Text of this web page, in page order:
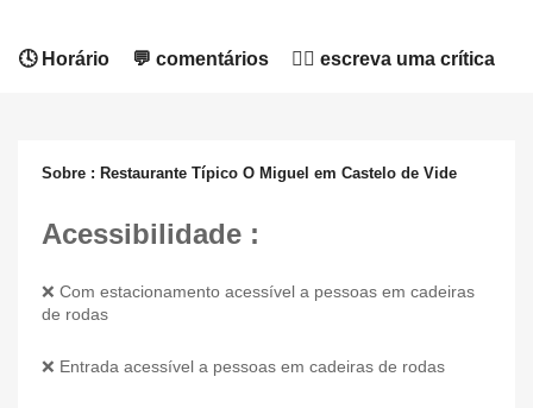
🕓 Horário 💬 comentários ✍🏻 escreva uma crítica
Sobre : Restaurante Típico O Miguel em Castelo de Vide
Acessibilidade :
❌ Com estacionamento acessível a pessoas em cadeiras
de rodas
❌ Entrada acessível a pessoas em cadeiras de rodas